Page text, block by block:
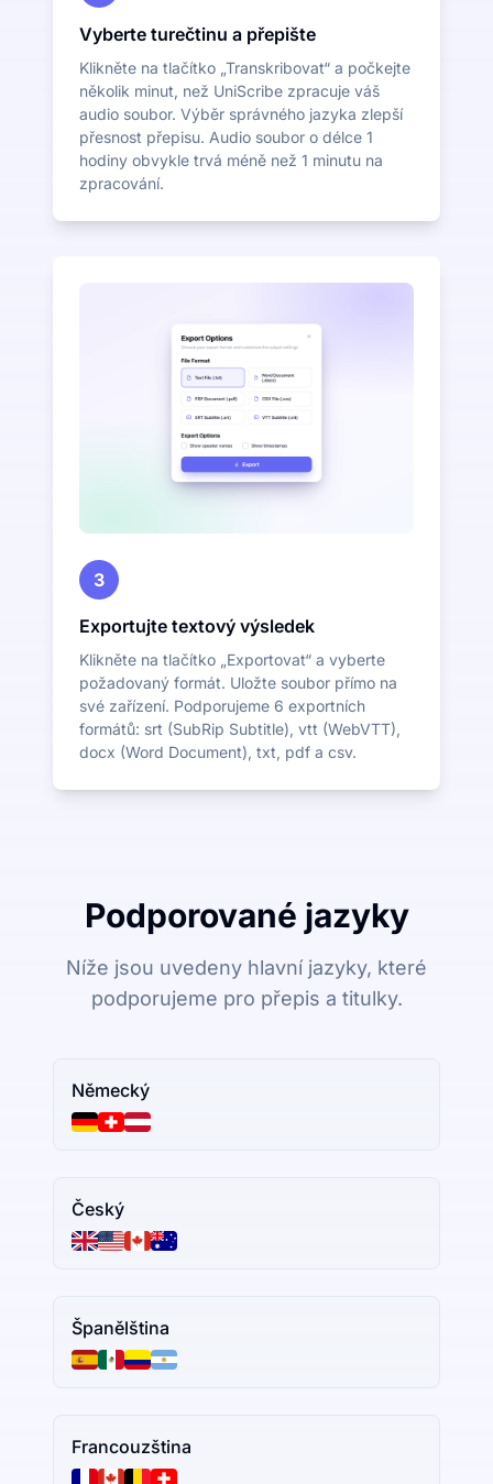
Vyberte turečtinu a přepište
Klikněte na tlačítko „Transkribovat“ a počkejte
několik minut, než UniScribe zpracuje váš
audio soubor. Výběr správného jazyka zlepší
přesnost přepisu. Audio soubor o délce 1
hodiny obvykle trvá méně než 1 minutu na
zpracování.
3
Exportujte textový výsledek
Klikněte na tlačítko „Exportovat“ a vyberte
požadovaný formát. Uložte soubor přímo na
své zařízení. Podporujeme 6 exportních
formátů: srt (SubRip Subtitle), vtt (WebVTT),
docx (Word Document), txt, pdf a csv.
Podporované jazyky
Níže jsou uvedeny hlavní jazyky, které
podporujeme pro přepis a titulky.
Německý
Český
Španělština
Francouzština